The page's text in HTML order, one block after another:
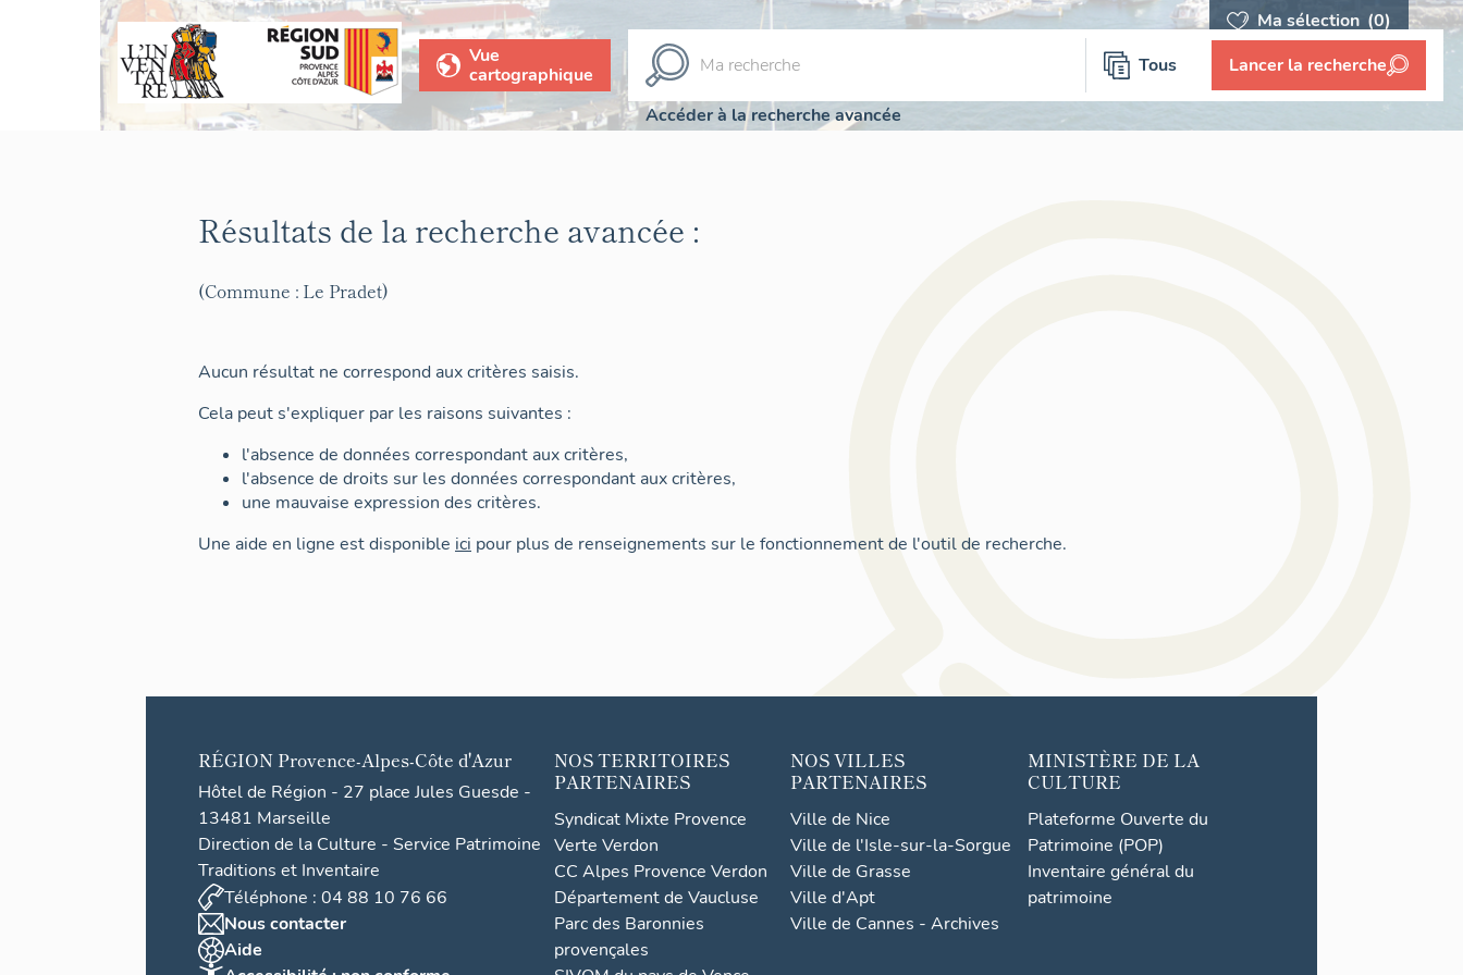
Ma sélection (0)
Vue
cartographique
Tous Lancer la recherche
Accéder à la recherche avancée
Résultats de la recherche avancée :
(Commune : Le Pradet)
Aucun résultat ne correspond aux critères saisis.
Cela peut s'expliquer par les raisons suivantes :
l'absence de données correspondant aux critères,
l'absence de droits sur les données correspondant aux critères,
une mauvaise expression des critères.
Une aide en ligne est disponible ici pour plus de renseignements sur le fonctionnement de l'outil de recherche.
RÉGION Provence-Alpes-Côte d'Azur
Hôtel de Région - 27 place Jules Guesde -
13481 Marseille
Direction de la Culture - Service Patrimoine
Traditions et Inventaire
Téléphone : 04 88 10 76 66
Nous contacter
Aide
NOS TERRITOIRES
PARTENAIRES
Syndicat Mixte Provence
Verte Verdon
CC Alpes Provence Verdon
Département de Vaucluse
Parc des Baronnies
provençales
NOS VILLES
PARTENAIRES
Ville de Nice
Ville de l'Isle-sur-la-Sorgue
Ville de Grasse
Ville d'Apt
Ville de Cannes - Archives
MINISTÈRE DE LA
CULTURE
Plateforme Ouverte du
Patrimoine (POP)
Inventaire général du
patrimoine